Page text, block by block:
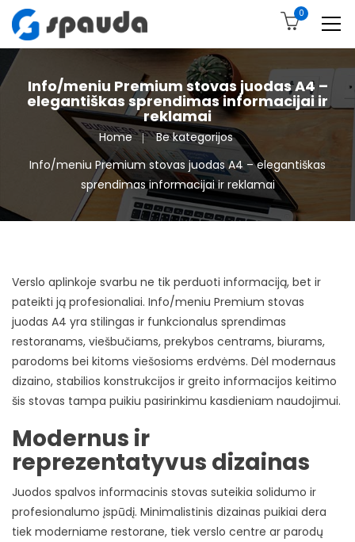
0
Info/meniu Premium stovas juodas A4 –
elegantiškas sprendimas informacijai ir
reklamai
Home
Be kategorijos
Info/meniu Premium stovas juodas A4 – elegantiškas
sprendimas informacijai ir reklamai
Verslo aplinkoje svarbu ne tik perduoti informaciją, bet ir
pateikti ją profesionaliai. Info/meniu Premium stovas
juodas A4 yra stilingas ir funkcionalus sprendimas
restoranams, viešbučiams, prekybos centrams, biurams,
parodoms bei kitoms viešosioms erdvėms. Dėl modernaus
dizaino, stabilios konstrukcijos ir greito informacijos keitimo
šis stovas tampa puikiu pasirinkimu kasdieniam naudojimui.
Modernus ir
reprezentatyvus dizainas
Juodos spalvos informacinis stovas suteikia solidumo ir
profesionalumo įspūdį. Minimalistinis dizainas puikiai dera
tiek moderniame restorane, tiek verslo centre ar parodų